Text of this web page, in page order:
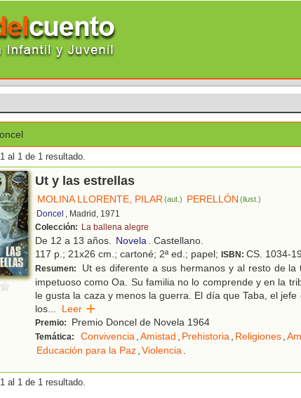
al 1 de 1 resultado.
Ut y las estrellas
MOLINA LLORENTE, PILAR(aut.) PERELLÓN (ilust.)
Doncel , Madrid, 1971
Colección: La ballena alegre
De 12 a 13 años. Novela. Castellano.
117 p.; 21x26 cm.; cartoné; 2ª ed.; papel; ISBN: CS. 1034-
Resumen:
Ut es diferente a sus hermanos y al resto de
impetuoso como Oa. Su familia no lo comprende y en la
le gusta la caza y menos la guerra. El día que Taba, el
los... Leer
Premio: Premio Doncel de Novela 1964
Temática: Convivencia,Amistad , Prehistoria, Religiones,
Educación para la Paz,Violencia.
al 1 de 1 resultado.